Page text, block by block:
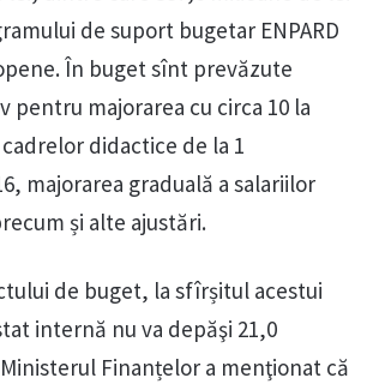
de suport bugetar ENPARD
În buget sînt prevăzute
pentru majorarea cu circa 10 la
didactice de la 1
majorarea graduală a salariilor
și alte ajustări.
de buget, la sfîrșitul acestui
internă nu va depăşi 21,0
Finanțelor a menţionat că